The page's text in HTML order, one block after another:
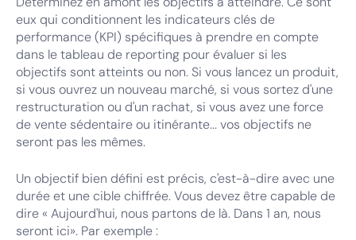
eux qui conditionnent les indicateurs clés de
performance (KPI) spécifiques à prendre en compte
dans le tableau de reporting pour évaluer si les
objectifs sont atteints ou non. Si vous lancez un produit,
si vous ouvrez un nouveau marché, si vous sortez d'une
restructuration ou d'un rachat, si vous avez une force
de vente sédentaire ou itinérante... vos objectifs ne
seront pas les mêmes.
Un objectif bien défini est précis, c'est-à-dire avec une
durée et une cible chiffrée. Vous devez être capable de
dire « Aujourd'hui, nous partons de là. Dans 1 an, nous
seront ici». Par exemple :